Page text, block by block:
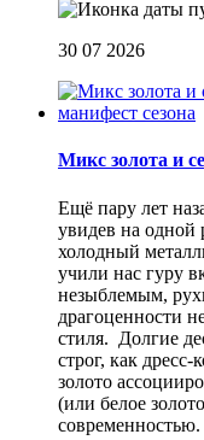
30 07 2026
Микс золота и
Ещё пару лет
увидев на одной
холодный
учили нас гуру
незыблемым,
драгоценности
стиля. Долгие
строг, как
золото
(или белое
современностью.